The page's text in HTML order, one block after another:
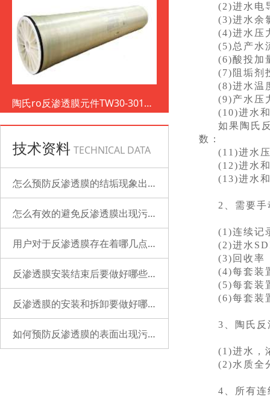
陶氏ro反渗透膜元件TW30-3012-
500
技术资料 TECHNICAL DATA
怎么预防反渗透膜的结垢现象出现？
怎么有效的避免反渗透膜出现污染？
用户对于反渗透膜存在着哪几点误解？
反渗透膜安装结束后要做好哪些检查的工作？
反渗透膜的安装和拆卸要做好哪些准备？
如何预防反渗透膜的表面出现污染？
(2)进水电
(3)进水余
(4)进水压
(5)总产水
(6)酸投加
(7)阻垢剂
(8)进水温
(9)产水压
(10)进水
如果陶氏
数：
(11)进水
(12)进水
(13)进水
2、需要
(1)连续记
(2)进水
(3)回收率
(4)每套装
(5)每套装
(6)每套装
3、陶氏
(1)进水，
(2)水质全
4、所有